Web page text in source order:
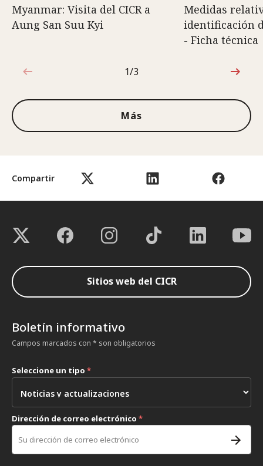
Compartir
Myanmar: Visita del CICR a
Aung San Suu Kyi
Medidas
identificación
- Ficha técnica
1de3
1/3
Más
Sitios web del CICR
Boletín informativo
Campos marcados con * son obligatorios
Seleccione un tipo *
Dirección de correo electrónico *